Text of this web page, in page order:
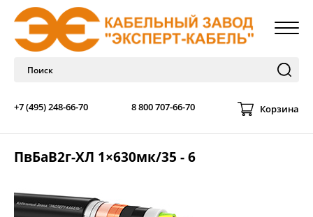
+7 (495) 248-66-70 8 800 707-66-70 Корзина
ПвБаВ2г-ХЛ 1×630мк/35 - 6